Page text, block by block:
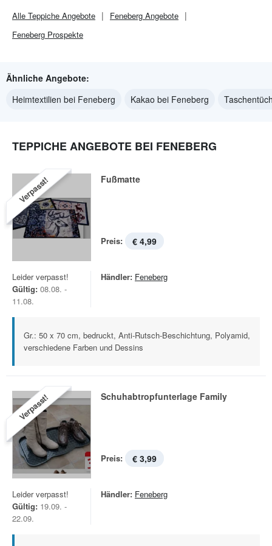
Alle Teppiche Angebote Feneberg Angebote
Feneberg Prospekte
Ähnliche Angebote:
Heimtextilien bei Feneberg
Kakao bei Feneberg
TEPPICHE ANGEBOTE BEI FENEBERG
Verpasst! Fußmatte
Preis: € 4,99
Leider verpasst!
Gültig: 08.08. -
11.08.
Händler: Feneberg
Gr.: 50 x 70 cm, bedruckt, Anti-Rutsch-Beschichtung, Polyamid,
verschiedene Farben und Dessins
Verpasst! Schuhabtropfunterlage Family
Preis: € 3,99
Leider verpasst!
Gültig: 19.09. -
22.09.
Händler: Feneberg